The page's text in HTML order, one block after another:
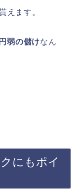
えます。
弱の儲けなん
にもポイ